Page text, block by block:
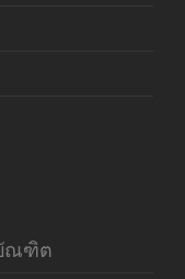
ณฑิต